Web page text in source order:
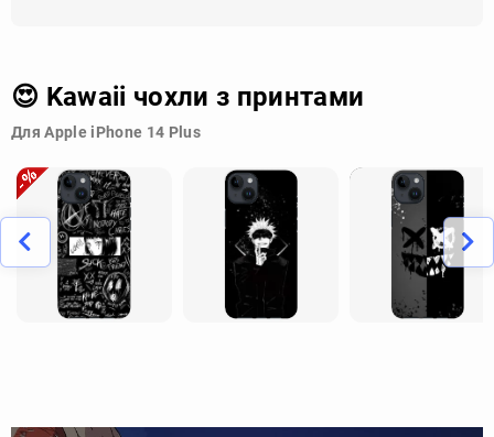
😍 Kawaii чохли з принтами
Для Apple iPhone 14 Plus